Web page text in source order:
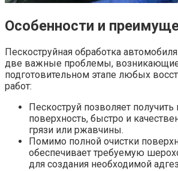
Особенности и
Пескоструйная обработка
две важные проблемы,
подготовительном этапе любых
работ:
Пескоструй позволяет
поверхность, быстро и
грязи или ржавчины.
Помимо полной очистки
обеспечивает требуемую
для создания необходимой